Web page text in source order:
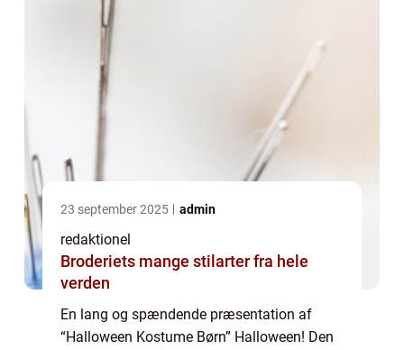
23 september 2025 admin
redaktionel
Broderiets mange stilarter fra hele
verden
En lang og spændende præsentation af
“Halloween Kostume Børn” Halloween! Den